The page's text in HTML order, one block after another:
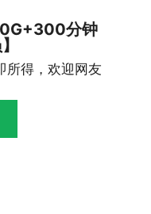
分钟
所得，欢迎网友